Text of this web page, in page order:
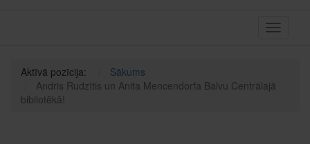
Toggle
Aktīvā pozīcija:
Sākums
Andris Rudzītis un Anita Mencendorfa Balvu Centrālajā
bibliotēkā!